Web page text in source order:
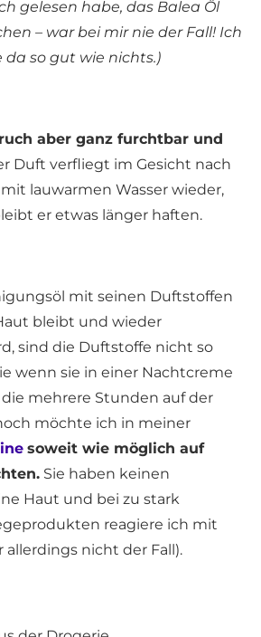
gelesen habe, das Balea Öl
– war bei mir nie der Fall! Ich
da so gut wie nichts.)
aber ganz furchtbar und
Duft verfliegt im Gesicht nach
lauwarmen Wasser wieder,
er etwas länger haften.
mit seinen Duftstoffen
bleibt und wieder
sind die Duftstoffe nicht so
wenn sie in einer Nachtcreme
mehrere Stunden auf der
möchte ich in meiner
soweit wie möglich auf
Sie haben keinen
Haut und bei zu stark
reagiere ich mit
allerdings nicht der Fall).